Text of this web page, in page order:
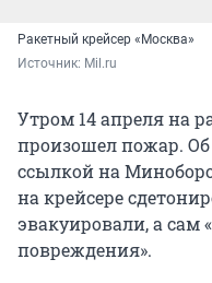
Ракетный крейсер «Москва»
Источник: Mil.ru
Утром 14 апреля на
произошел пожар.
ссылкой на
на крейсере
эвакуировали, а сам
повреждения».